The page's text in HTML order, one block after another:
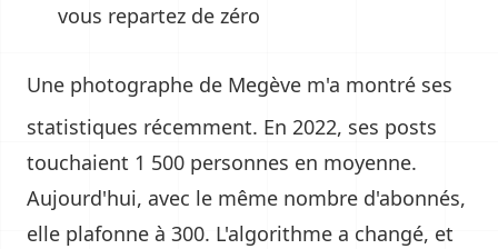
vous repartez de zéro
Une photographe de Megève m'a montré ses
statistiques récemment. En 2022, ses posts
touchaient 1 500 personnes en moyenne.
Aujourd'hui, avec le même nombre d'abonnés,
elle plafonne à 300. L'algorithme a changé, et